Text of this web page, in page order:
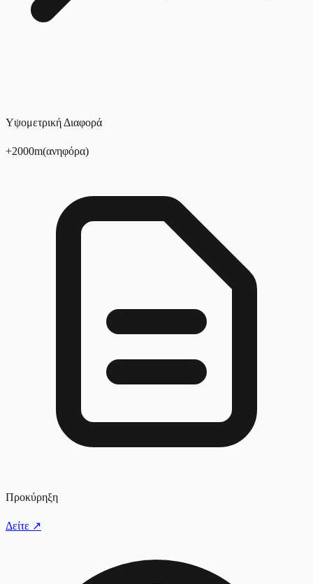
Υψομετρική Διαφορά
+2000m(ανηφόρα)
Προκύρηξη
Δείτε ↗